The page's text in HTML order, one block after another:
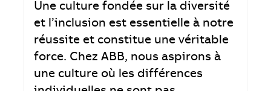
Une culture fondée sur la diversité
et l’inclusion est essentielle à notre
réussite et constitue une véritable
force. Chez ABB, nous aspirons à
une culture où les différences